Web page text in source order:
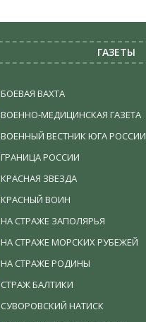
ГАЗЕТЫ
БОЕВАЯ ВАХТА
ВОЕННО-МЕДИЦИНСКАЯ ГАЗЕТА
ВОЕННЫЙ ВЕСТНИК ЮГА РОССИИ
ГРАНИЦА РОССИИ
КРАСНАЯ ЗВЕЗДА
КРАСНЫЙ ВОИН
НА СТРАЖЕ ЗАПОЛЯРЬЯ
НА СТРАЖЕ МОРСКИХ РУБЕЖЕЙ
НА СТРАЖЕ РОДИНЫ
СТРАЖ БАЛТИКИ
СУВОРОВСКИЙ НАТИСК